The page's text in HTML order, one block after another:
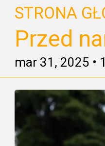
STRONA
Przed
mar 31, 2025 •